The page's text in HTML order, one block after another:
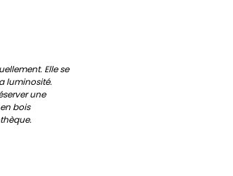
Elle se
luminosité.
une
bois